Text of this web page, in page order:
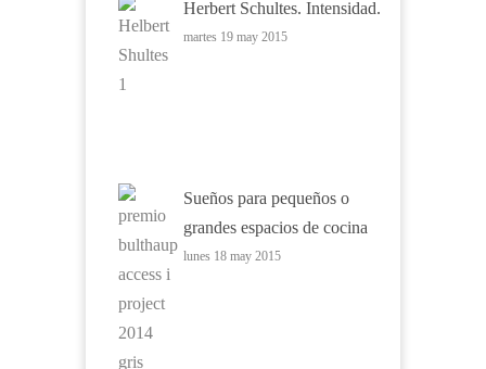
Herbert Schultes. Intensidad.
martes 19 may 2015
Sueños para pequeños o
grandes espacios de cocina
lunes 18 may 2015